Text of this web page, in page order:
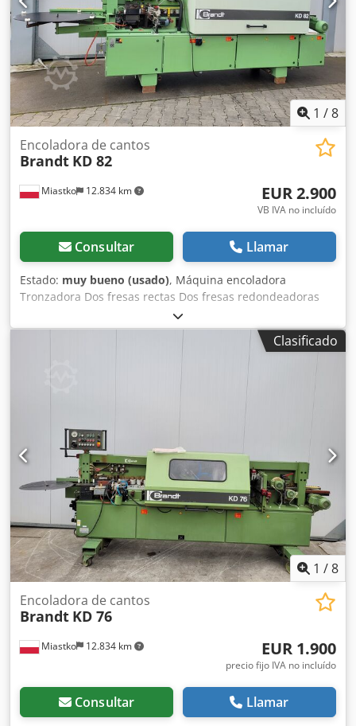
1 /8
Miastko 12.834 km
Encoladora de cantos
Brandt KD 82
EUR 2.900
VB IVA no incluído
Consultar Llamar
Estado: muy bueno (usado), Máquina encoladora
Tronzadora Dos fresas rectas Dos fresas redondeadoras
Clasificado
1 /8
Miastko 12.834 km
Encoladora de cantos
Brandt KD 76
EUR 1.900
precio fijo IVA no incluído
Consultar Llamar